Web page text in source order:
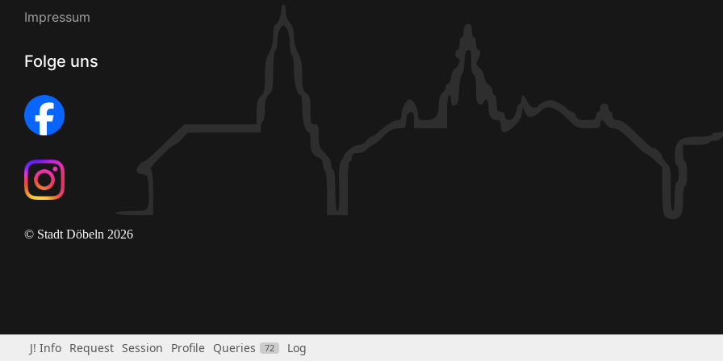
Impressum
Folge uns
© Stadt Döbeln 2026
J! Info Request Session Profile Queries 72 Log